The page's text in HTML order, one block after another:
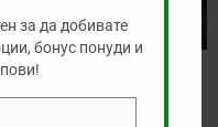
06.08.2026)
за да добивате
бонус понуди и